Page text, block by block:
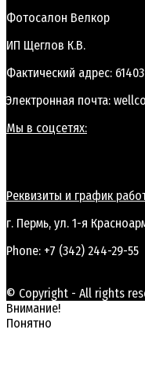
Фотосалон Велкор
ИП Щеглов К.В.
Фактический адрес:
Электронная почта:
Мы в соцсетях:
Реквизиты и график
г. Пермь, ул. 1-я
Phone: +7 (342) 244-29-55
© Copyright - All rights
Внимание!
Понятно